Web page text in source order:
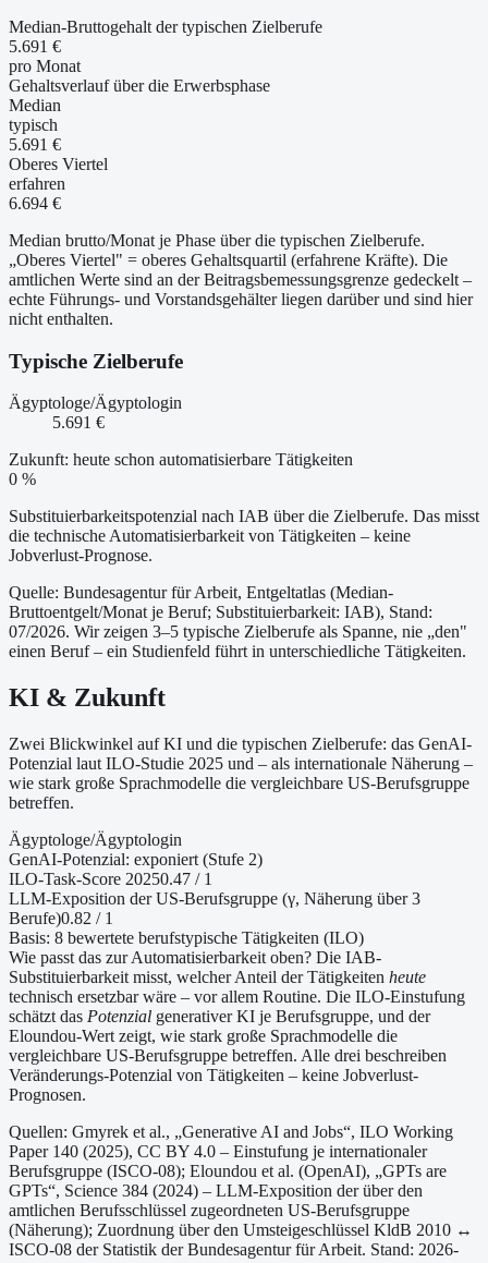
Median-Bruttogehalt der typischen Zielberufe
5.691 €
pro Monat
Gehaltsverlauf über die Erwerbsphase
Median
typisch
5.691 €
Oberes Viertel
erfahren
6.694 €
Median brutto/Monat je Phase über die typischen Zielberufe.
„Oberes Viertel" = oberes Gehaltsquartil (erfahrene Kräfte). Die
amtlichen Werte sind an der Beitragsbemessungsgrenze gedeckelt –
echte Führungs- und Vorstandsgehälter liegen darüber und sind hier
nicht enthalten.
Typische Zielberufe
Ägyptologe/Ägyptologin
5.691 €
Zukunft: heute schon automatisierbare Tätigkeiten
0 %
Substituierbarkeitspotenzial nach IAB über die Zielberufe. Das misst
die technische Automatisierbarkeit von Tätigkeiten – keine
Jobverlust-Prognose.
Quelle: Bundesagentur für Arbeit, Entgeltatlas (Median-
Bruttoentgelt/Monat je Beruf; Substituierbarkeit: IAB), Stand:
07/2026. Wir zeigen 3–5 typische Zielberufe als Spanne, nie „den"
einen Beruf – ein Studienfeld führt in unterschiedliche Tätigkeiten.
KI & Zukunft
Zwei Blickwinkel auf KI und die typischen Zielberufe: das GenAI-
Potenzial laut ILO-Studie 2025 und – als internationale Näherung –
wie stark große Sprachmodelle die vergleichbare US-Berufsgruppe
betreffen.
Ägyptologe/Ägyptologin
GenAI-Potenzial: exponiert (Stufe 2)
ILO-Task-Score 20250.47 / 1
LLM-Exposition der US-Berufsgruppe (γ, Näherung über 3
Berufe)0.82 / 1
Basis: 8 bewertete berufstypische Tätigkeiten (ILO)
Wie passt das zur Automatisierbarkeit oben? Die IAB-
Substituierbarkeit misst, welcher Anteil der Tätigkeiten heute
technisch ersetzbar wäre – vor allem Routine. Die ILO-Einstufung
schätzt das Potenzial generativer KI je Berufsgruppe, und der
Eloundou-Wert zeigt, wie stark große Sprachmodelle die
vergleichbare US-Berufsgruppe betreffen. Alle drei beschreiben
Veränderungs-Potenzial von Tätigkeiten – keine Jobverlust-
Prognosen.
Quellen: Gmyrek et al., „Generative AI and Jobs“, ILO Working
Paper 140 (2025), CC BY 4.0 – Einstufung je internationaler
Berufsgruppe (ISCO-08); Eloundou et al. (OpenAI), „GPTs are
GPTs“, Science 384 (2024) – LLM-Exposition der über den
amtlichen Berufsschlüssel zugeordneten US-Berufsgruppe
(Näherung); Zuordnung über den Umsteigeschlüssel KldB 2010 ↔
ISCO-08 der Statistik der Bundesagentur für Arbeit. Stand: 2026-